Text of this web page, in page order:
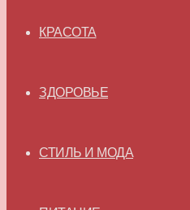
КРАСОТА
ЗДОРОВЬЕ
СТИЛЬ И МОДА